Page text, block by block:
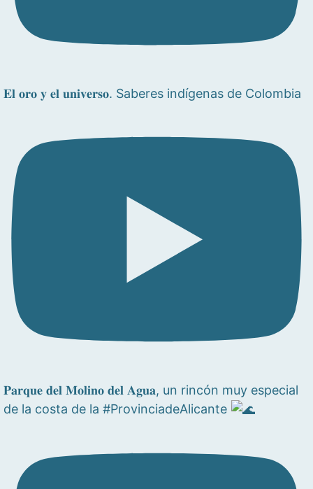
𝐄𝐥 𝐨𝐫𝐨 𝐲 𝐞𝐥 𝐮𝐧𝐢𝐯𝐞𝐫𝐬𝐨. Saberes indígenas de Colombia
𝐏𝐚𝐫𝐪𝐮𝐞 𝐝𝐞𝐥 𝐌𝐨𝐥𝐢𝐧𝐨 𝐝𝐞𝐥 𝐀𝐠𝐮𝐚, un rincón muy especial
de la costa de la #ProvinciadeAlicante